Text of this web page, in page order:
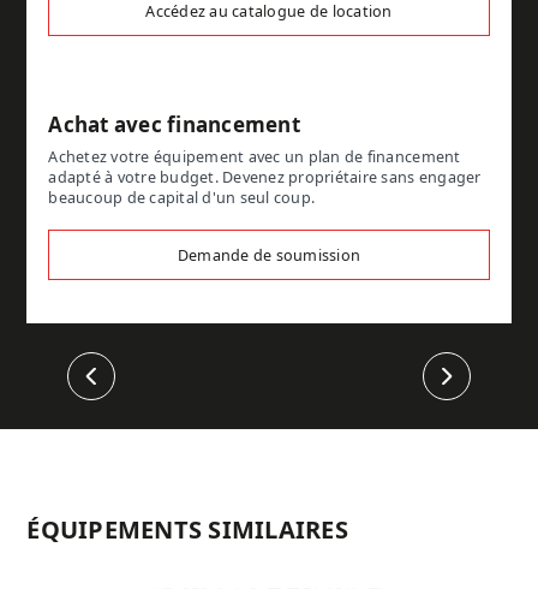
Accédez au catalogue de location
Achat avec financement
Achetez votre équipement avec un plan de financement
adapté à votre budget. Devenez propriétaire sans engager
beaucoup de capital d'un seul coup.
Demande de soumission
Précédent Suivant
ÉQUIPEMENTS SIMILAIRES